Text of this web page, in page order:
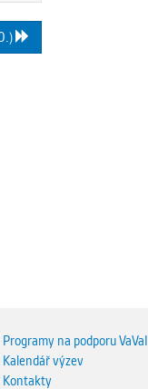
Programy na podporu VaVaI
Kalendář výzev
Kontakty